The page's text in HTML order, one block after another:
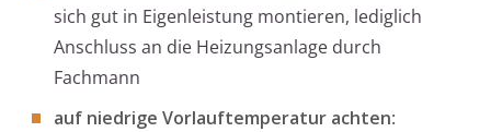
sich gut in Eigenleistung montieren, lediglich
Anschluss an die Heizungsanlage durch
Fachmann
auf niedrige Vorlauftemperatur achten: